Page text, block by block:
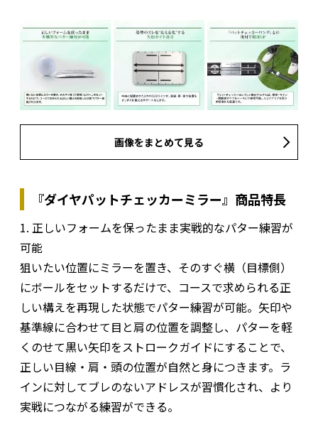
画像をまとめて見る
『ダイヤパットチェッカーミラー』商品特長
1. 正しいフォームを保ったまま実戦的なパター練習が
可能
狙いたい位置にミラーを置き、そのすぐ横（目標側）
にボールをセットするだけで、コースで求められる正
しい構えを再現した状態でパター練習が可能。矢印や
基準線に合わせて目と肩の位置を調整し、パターを軽
くのせて黒い矢印をストロークガイドにすることで、
正しい目線・肩・頭の位置が自然と身につきます。ラ
インに対してブレのないアドレスが習慣化され、より
実戦につながる練習ができる。